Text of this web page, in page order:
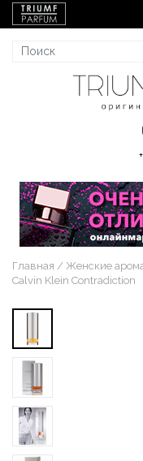
Главная Женские
Calvin Klein Contradiction